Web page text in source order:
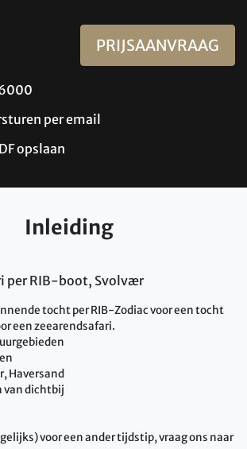
PRIJSAANVRAAG
per email
opslaan
Inleiding
tocht per RIB-Zodiac voor een tocht
een zeearendsafari.
Haversand
van dichtbij
voor een ander tijdstip, vraag ons naar